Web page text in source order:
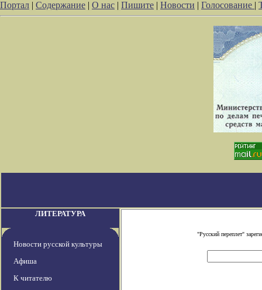
Портал | Содержание | О нас | Пишите | Новости | Голосование |
ЛИТЕРАТУРА
Новости русской культуры
Афиша
К читателю
"Русский переплет"